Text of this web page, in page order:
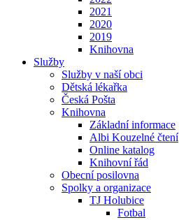
2021
2020
2019
Knihovna
Služby
Služby v naší obci
Dětská lékařka
Česká Pošta
Knihovna
Základní informace
Albi Kouzelné čtení
Online katalog
Knihovní řád
Obecní posilovna
Spolky a organizace
TJ Holubice
Fotbal